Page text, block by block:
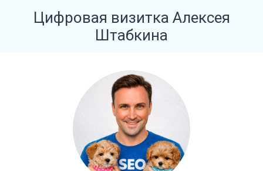
Цифровая визитка Алексея
Штабкина